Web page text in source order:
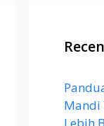
Mandi